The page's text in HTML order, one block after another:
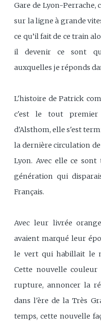
Gare de Lyon-Perrache,
sur la ligne à grande
ce qu’il fait de ce train
il devenir ce sont
auxquelles je réponds
L'histoire de Patrick
c'est le tout
d'Alsthom, elle s'est
la dernière circulation
Lyon. Avec elle ce
génération qui
Français.
Avec leur livrée
avaient marqué leur
le vert qui habillait le
Cette nouvelle
rupture, annoncer la
dans l'ère de la Très
temps, cette nouvelle